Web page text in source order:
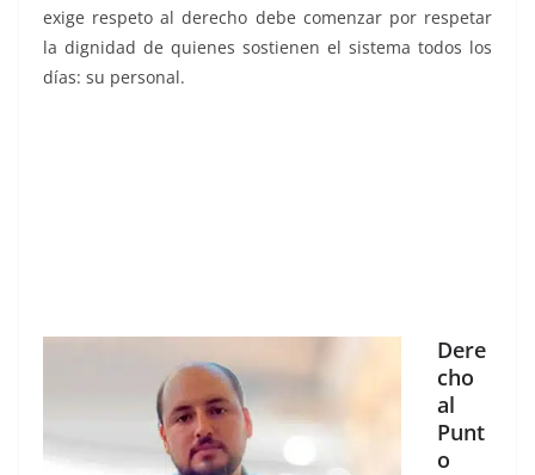
exige respeto al derecho debe comenzar por respetar
la dignidad de quienes sostienen el sistema todos los
días: su personal.
Dere
cho
al
Punt
o